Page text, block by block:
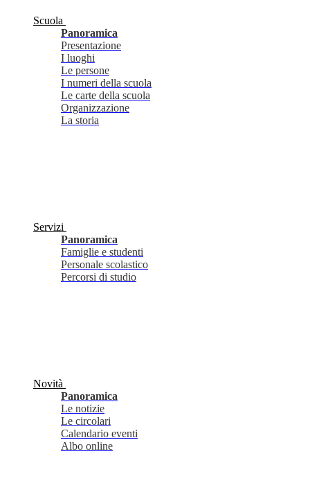
Scuola
Panoramica
Presentazione
I luoghi
Le persone
I numeri della scuola
Le carte della scuola
Organizzazione
La storia
Servizi
Panoramica
Famiglie e studenti
Personale scolastico
Percorsi di studio
Novità
Panoramica
Le notizie
Le circolari
Calendario eventi
Albo online